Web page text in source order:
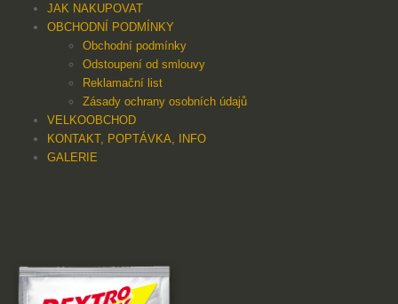
JAK NAKUPOVAT
OBCHODNÍ PODMÍNKY
Obchodní podmínky
Odstoupení od smlouvy
Reklamační list
Zásady ochrany osobních údajů
VELKOOBCHOD
KONTAKT, POPTÁVKA, INFO
GALERIE